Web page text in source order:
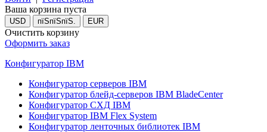
Ваша корзина пуста
USD пїЅпїЅпїЅ. EUR
Очистить корзину
Оформить заказ
Конфигуратор IBM
Конфигуратор серверов IBM
Конфигуратор блейд-серверов IBM BladeCenter
Конфигуратор СХД IBM
Конфигуратор IBM Flex System
Конфигуратор ленточных библиотек IBM